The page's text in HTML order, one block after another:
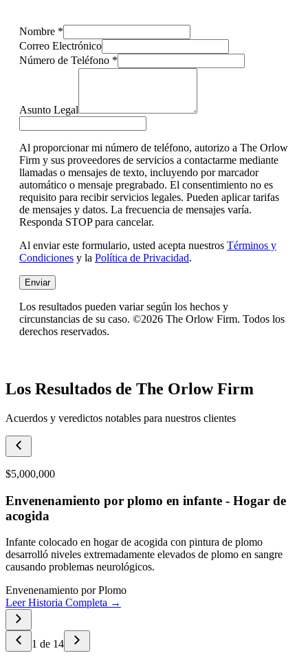
Nombre *
Correo Electrónico
Número de Teléfono *
Asunto Legal
Al proporcionar mi número de teléfono, autorizo a The Orlow
Firm y sus proveedores de servicios a contactarme mediante
llamadas o mensajes de texto, incluyendo por marcador
automático o mensaje pregrabado. El consentimiento no es
requisito para recibir servicios legales. Pueden aplicar tarifas
de mensajes y datos. La frecuencia de mensajes varía.
Responda STOP para cancelar.
Al enviar este formulario, usted acepta nuestros Términos y
Condiciones y la Política de Privacidad.
Enviar
Los resultados pueden variar según los hechos y
circunstancias de su caso. ©2026 The Orlow Firm. Todos los
derechos reservados.
Los Resultados de The Orlow Firm
Acuerdos y veredictos notables para nuestros clientes
$5,000,000
Envenenamiento por plomo en infante - Hogar de
acogida
Infante colocado en hogar de acogida con pintura de plomo
desarrolló niveles extremadamente elevados de plomo en sangre
causando problemas neurológicos.
Envenenamiento por Plomo
Leer Historia Completa →
1 de 14